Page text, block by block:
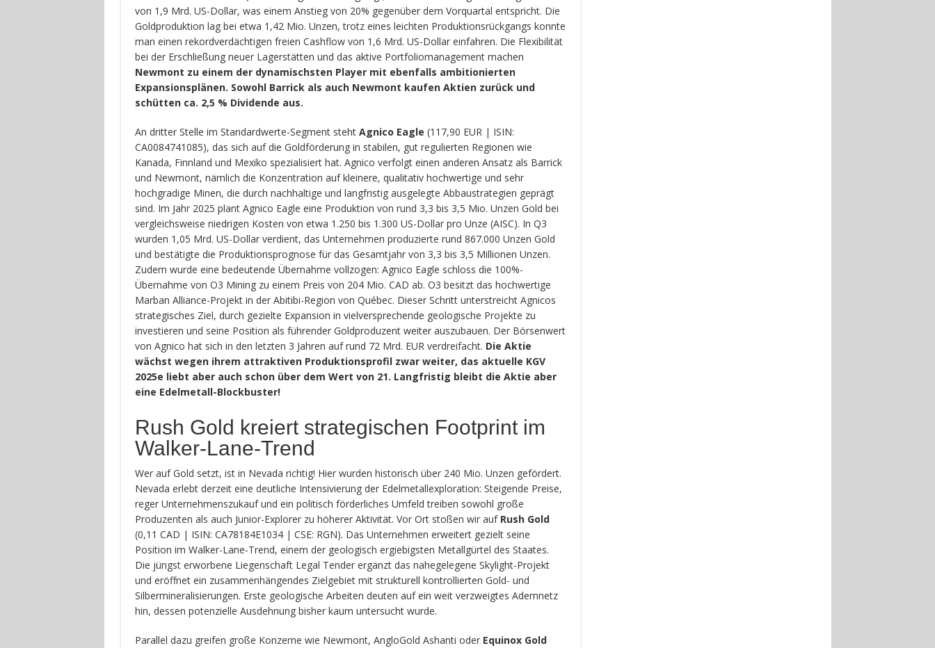
von 1,9 Mrd. US-Dollar, was einem Anstieg von 20% gegenüber dem Vorquartal entspricht. Die
Goldproduktion lag bei etwa 1,42 Mio. Unzen, trotz eines leichten Produktionsrückgangs konnte
man einen rekordverdächtigen freien Cashflow von 1,6 Mrd. US-Dollar einfahren. Die Flexibilität
bei der Erschließung neuer Lagerstätten und das aktive Portfoliomanagement machen
Newmont zu einem der dynamischsten Player mit ebenfalls ambitionierten
Expansionsplänen. Sowohl Barrick als auch Newmont kaufen Aktien zurück und
schütten ca. 2,5 % Dividende aus.
An dritter Stelle im Standardwerte-Segment stehtAgnico Eagle (117,90 EUR | ISIN:
CA0084741085), das sich auf die Goldförderung in stabilen, gut regulierten Regionen wie
Kanada, Finnland und Mexiko spezialisiert hat. Agnico verfolgt einen anderen Ansatz als Barrick
und Newmont, nämlich die Konzentration auf kleinere, qualitativ hochwertige und sehr
hochgradige Minen, die durch nachhaltige und langfristig ausgelegte Abbaustrategien geprägt
sind. Im Jahr 2025 plant Agnico Eagle eine Produktion von rund 3,3 bis 3,5 Mio. Unzen Gold bei
vergleichsweise niedrigen Kosten von etwa 1.250 bis 1.300 US-Dollar pro Unze (AISC). In Q3
wurden 1,05 Mrd. US-Dollar verdient, das Unternehmen produzierte rund 867.000 Unzen Gold
und bestätigte die Produktionsprognose für das Gesamtjahr von 3,3 bis 3,5 Millionen Unzen.
Zudem wurde eine bedeutende Übernahme vollzogen: Agnico Eagle schloss die 100%-
Übernahme von O3 Mining zu einem Preis von 204 Mio. CAD ab. O3 besitzt das hochwertige
Marban Alliance-Projekt in der Abitibi-Region von Québec. Dieser Schritt unterstreicht Agnicos
strategisches Ziel, durch gezielte Expansion in vielversprechende geologische Projekte zu
investieren und seine Position als führender Goldproduzent weiter auszubauen. Der Börsenwert
von Agnico hat sich in den letzten 3 Jahren auf rund 72 Mrd. EUR verdreifacht. Die Aktie
wächst wegen ihrem attraktiven Produktionsprofil zwar weiter, das aktuelle KGV
2025e liebt aber auch schon über dem Wert von 21. Langfristig bleibt die Aktie aber
eine Edelmetall-Blockbuster!
Rush Gold kreiert strategischen Footprint im
Walker-Lane-Trend
Wer auf Gold setzt, ist in Nevada richtig! Hier wurden historisch über 240 Mio. Unzen gefördert.
Nevada erlebt derzeit eine deutliche Intensivierung der Edelmetallexploration: Steigende Preise,
reger Unternehmenszukauf und ein politisch förderliches Umfeld treiben sowohl große
Produzenten als auch Junior-Explorer zu höherer Aktivität. Vor Ort stoßen wir aufRush Gold
(0,11 CAD | ISIN: CA78184E1034 | CSE: RGN). Das Unternehmen erweitert gezielt seine
Position im Walker-Lane-Trend, einem der geologisch ergiebigsten Metallgürtel des Staates.
Die jüngst erworbene Liegenschaft Legal Tender ergänzt das nahegelegene Skylight-Projekt
und eröffnet ein zusammenhängendes Zielgebiet mit strukturell kontrollierten Gold- und
Silbermineralisierungen. Erste geologische Arbeiten deuten auf ein weit verzweigtes Adernnetz
hin, dessen potenzielle Ausdehnung bisher kaum untersucht wurde.
Parallel dazu greifen große Konzerne wie Newmont, AngloGold Ashanti oder Equinox Gold